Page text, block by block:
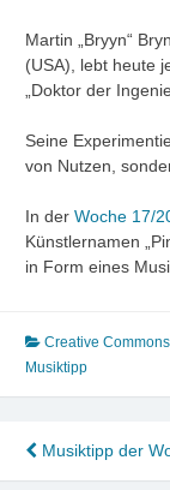
Martin „Bryyn“
(USA), lebt heute
„Doktor der
Seine
von Nutzen,
In der Woche 17/
Künstlernamen
in Form eines
Creative Commons
Musiktipp
Musiktipp der